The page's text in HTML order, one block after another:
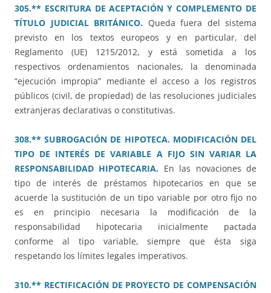
305.** ESCRITURA DE ACEPTACIÓN Y COMPLEMENTO DE
TÍTULO JUDICIAL BRITÁNICO. Queda fuera del sistema
previsto en los textos europeos y en particular, del
Reglamento (UE) 1215/2012, y está sometida a los
respectivos ordenamientos nacionales, la denominada
“ejecución impropia” mediante el acceso a los registros
públicos (civil, de propiedad) de las resoluciones judiciales
extranjeras declarativas o constitutivas.
308.** SUBROGACIÓN DE HIPOTECA. MODIFICACIÓN DEL
TIPO DE INTERÉS DE VARIABLE A FIJO SIN VARIAR LA
RESPONSABILIDAD HIPOTECARIA. En las novaciones de
tipo de interés de préstamos hipotecarios en que se
acuerde la sustitución de un tipo variable por otro fijo no
es en principio necesaria la modificación de la
responsabilidad hipotecaria inicialmente pactada
conforme al tipo variable, siempre que ésta siga
respetando los límites legales imperativos.
310.** RECTIFICACIÓN DE PROYECTO DE COMPENSACIÓN